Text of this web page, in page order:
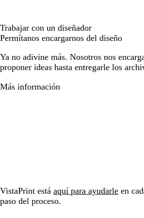
Trabajar con un diseñador
Permítanos encargarnos del diseño
Ya no adivine más. Nosotros nos
proponer ideas hasta entregarle los
Más información
VistaPrint está aquí para ayudarle en
paso del proceso.